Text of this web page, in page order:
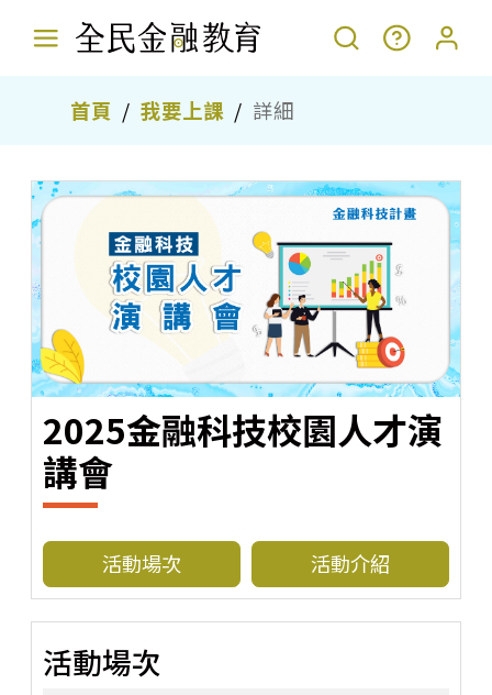
首頁 我要上課 詳細
2025金融科技校園人才演
講會
活動場次 活動介紹
活動場次